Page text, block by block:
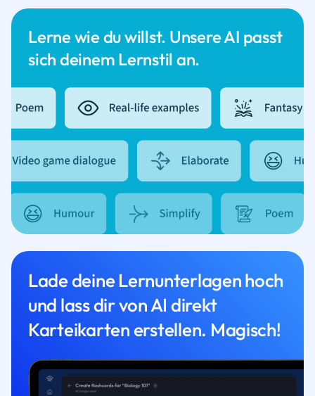
Lerne wie du willst. Unsere AI passt
sich deinem Lernstil an.
Lade deine Lernunterlagen hoch
und lass dir von AI direkt
Karteikarten erstellen. Magisch!